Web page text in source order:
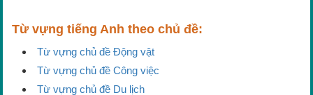
Từ vựng tiếng Anh theo chủ đề:
Từ vựng chủ đề Động vật
Từ vựng chủ đề Công việc
Từ vựng chủ đề Du lịch